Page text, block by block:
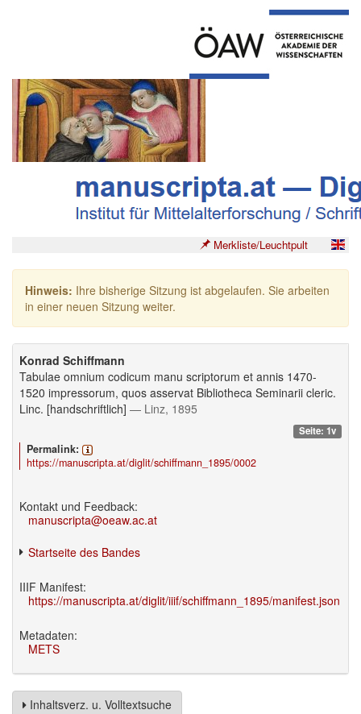
Merkliste/Leuchtpult
Hinweis: Ihre bisherige Sitzung ist abgelaufen. Sie arbeiten
in einer neuen Sitzung weiter.
Konrad Schiffmann
Tabulae omnium codicum manu scriptorum et annis 1470-
1520 impressorum, quos asservat Bibliotheca Seminarii cleric.
Linc. [handschriftlich] — Linz, 1895
Seite: 1v
Permalink:
https://manuscripta.at/diglit/schiffmann_1895/0002
Kontakt und Feedback:
manuscripta@oeaw.ac.at
Startseite des Bandes
IIIF Manifest:
https://manuscripta.at/diglit/iiif/schiffmann_1895/manifest.json
Metadaten:
METS
Inhaltsverz. u. Volltextsuche